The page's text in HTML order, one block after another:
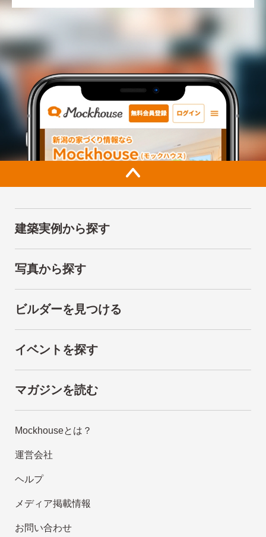
建築実例から探す
写真から探す
ビルダーを見つける
イベントを探す
マガジンを読む
Mockhouseとは？
運営会社
ヘルプ
メディア掲載情報
お問い合わせ